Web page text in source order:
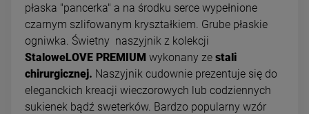
płaska "pancerka" a na środku serce wypełnione
czarnym szlifowanym kryształkiem. Grube płaskie
ogniwka. Świetny naszyjnik z kolekcji
StaloweLOVE PREMIUM wykonany ze stali
chirurgicznej. Naszyjnik cudownie prezentuje się do
eleganckich kreacji wieczorowych lub codziennych
sukienek bądź sweterków. Bardzo popularny wzór